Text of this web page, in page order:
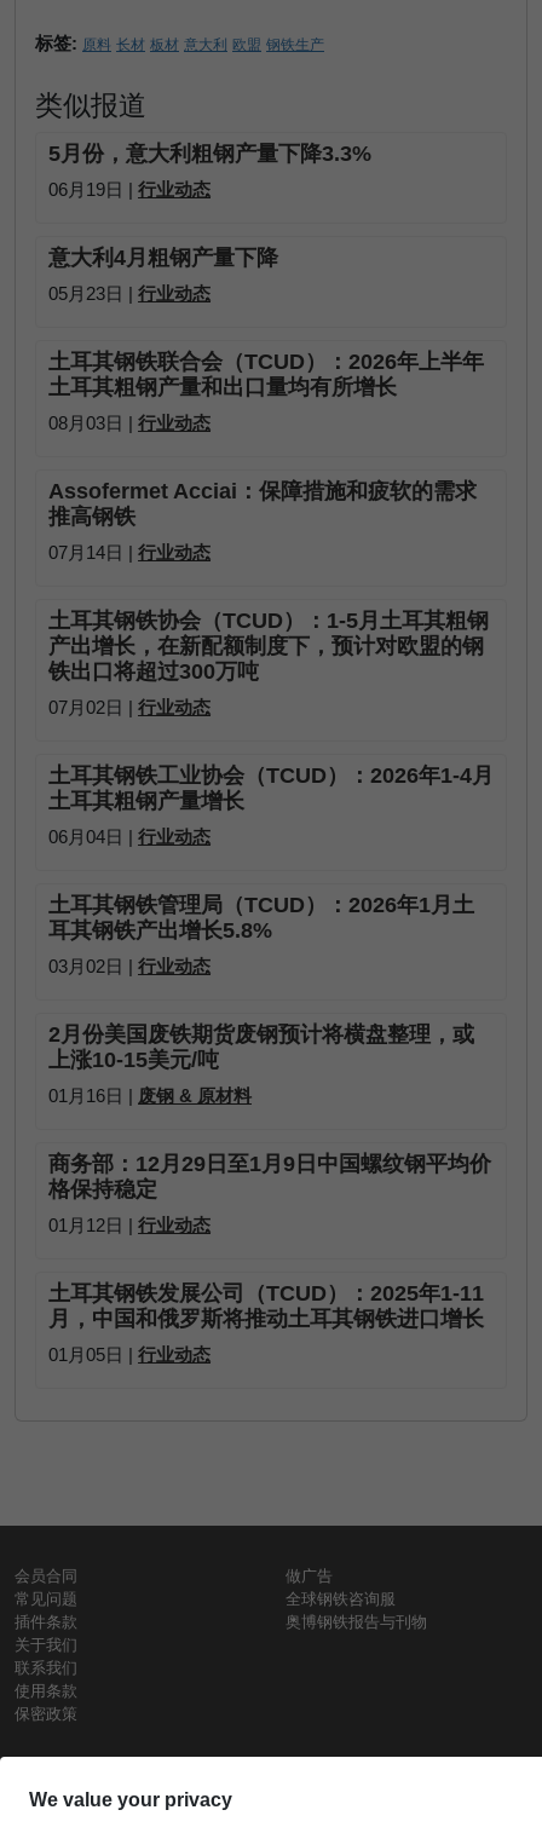
标签: 原料 长材 板材 意大利 欧盟 钢铁生产
类似报道
5月份，意大利粗钢产量下降3.3%
06月19日 | 行业动态
意大利4月粗钢产量下降
05月23日 | 行业动态
土耳其钢铁联合会（TCUD）：2026年上半年
土耳其粗钢产量和出口量均有所增长
08月03日 | 行业动态
Assofermet Acciai：保障措施和疲软的需求
推高钢铁
07月14日 | 行业动态
土耳其钢铁协会（TCUD）：1-5月土耳其粗钢
产出增长，在新配额制度下，预计对欧盟的钢
铁出口将超过300万吨
07月02日 | 行业动态
土耳其钢铁工业协会（TCUD）：2026年1-4月
土耳其粗钢产量增长
06月04日 | 行业动态
土耳其钢铁管理局（TCUD）：2026年1月土
耳其钢铁产出增长5.8%
03月02日 | 行业动态
2月份美国废铁期货废钢预计将横盘整理，或
上涨10-15美元/吨
01月16日 | 废钢 & 原材料
商务部：12月29日至1月9日中国螺纹钢平均价
格保持稳定
01月12日 | 行业动态
土耳其钢铁发展公司（TCUD）：2025年1-11
月，中国和俄罗斯将推动土耳其钢铁进口增长
01月05日 | 行业动态
会员合同
常见问题
插件条款
关于我们
联系我们
使用条款
保密政策
做广告
全球钢铁咨询服
奥博钢铁报告与刊物
铁价格